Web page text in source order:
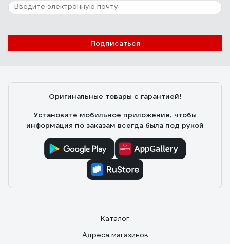
Подписаться
Оригинальные товары с гарантией!
Установите мобильное приложение, чтобы
информация по заказам всегда была под рукой
Каталог
Адреса магазинов